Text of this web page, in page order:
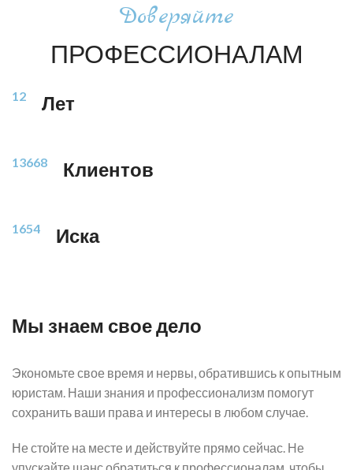
Доверяйте
ПРОФЕССИОНАЛАМ
12 Лет
13668 Клиентов
1654 Иска
Мы знаем свое дело
Экономьте свое время и нервы, обратившись к опытным
юристам. Наши знания и профессионализм помогут
сохранить ваши права и интересы в любом случае.
Не стойте на месте и действуйте прямо сейчас. Не